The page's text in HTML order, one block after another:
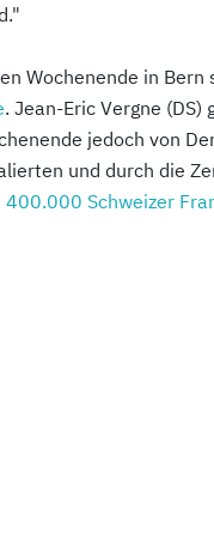
Wochenende in
. Jean-Eric Vergne
jedoch von
und durch die
400.000 Schweizer